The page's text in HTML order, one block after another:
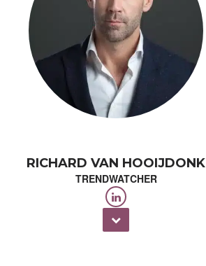
RICHARD VAN HOOIJDONK
TRENDWATCHER